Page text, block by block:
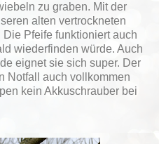
zu graben. Mit der
alten vertrockneten
Pfeife funktioniert auch
wiederfinden würde. Auch
eignet sie sich super. Der
Notfall auch vollkommen
kein Akkuschrauber bei